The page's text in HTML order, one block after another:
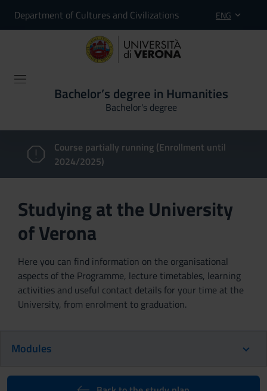
Department of Cultures and Civilizations ENG
Bachelor’s degree in Humanities
Bachelor's degree
Course partially running (Enrollment until
2024/2025)
Studying at the University
of Verona
Here you can find information on the organisational
aspects of the Programme, lecture timetables, learning
activities and useful contact details for your time at the
University, from enrolment to graduation.
Modules